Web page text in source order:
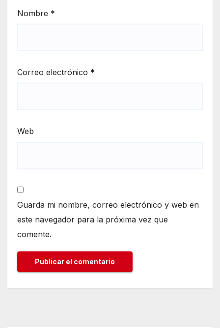
Nombre *
Correo electrónico *
Web
Guarda mi nombre, correo electrónico y web en
este navegador para la próxima vez que
comente.